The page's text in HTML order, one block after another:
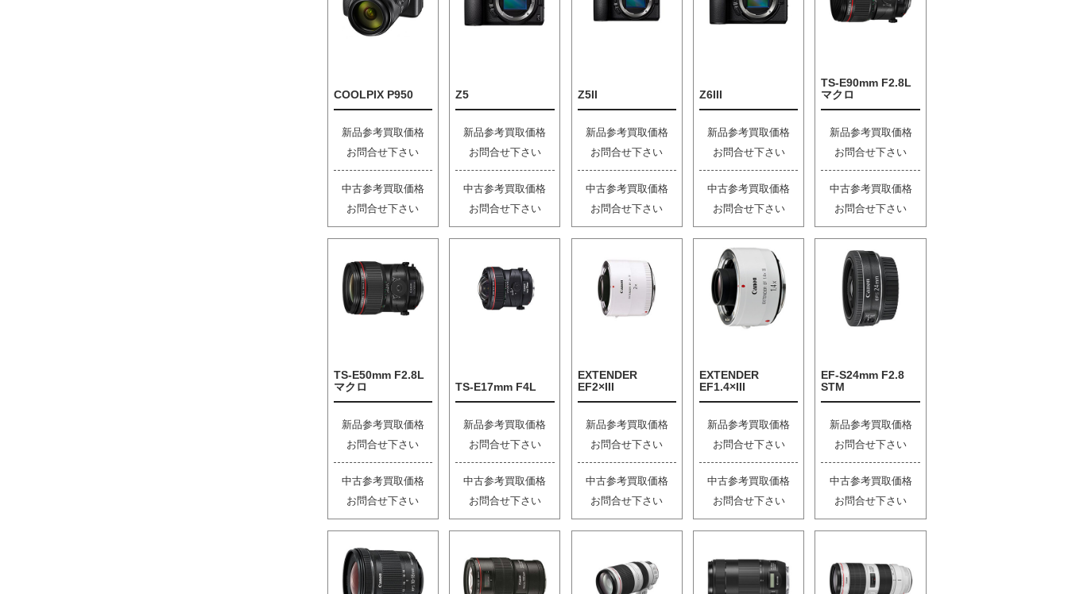
COOLPIX P950
新品参考買取価格
お問合せ下さい
中古参考買取価格
お問合せ下さい
Z5
新品参考買取価格
お問合せ下さい
中古参考買取価格
お問合せ下さい
Z5II
新品参考買取価格
お問合せ下さい
中古参考買取価格
お問合せ下さい
Z6III
新品参考買取価格
お問合せ下さい
中古参考買取価格
お問合せ下さい
TS-E90mm F2.8L
マクロ
新品参考買取価格
お問合せ下さい
中古参考買取価格
お問合せ下さい
TS-E50mm F2.8L
マクロ
新品参考買取価格
お問合せ下さい
中古参考買取価格
お問合せ下さい
TS-E17mm F4L
新品参考買取価格
お問合せ下さい
中古参考買取価格
お問合せ下さい
EXTENDER
EF2×III
新品参考買取価格
お問合せ下さい
中古参考買取価格
お問合せ下さい
EXTENDER
EF1.4×III
新品参考買取価格
お問合せ下さい
中古参考買取価格
お問合せ下さい
EF-S24mm F2.8
STM
新品参考買取価格
お問合せ下さい
中古参考買取価格
お問合せ下さい